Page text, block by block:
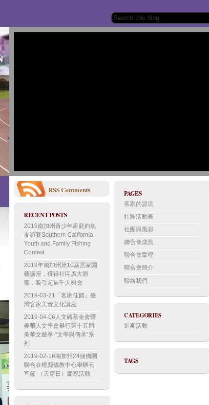
RSSComments
RECENT POSTS
2019南加州青少年家庭釣魚
友誼賽Southern California
Youth and Family Fishing
Contest
2019年南加州第10屆居家園
藝講座，獲得社區廣大迴
響，吸引超過千人與會
2019-03-21「客家佳餚」臺
灣客家美食文化講座
2019-04-06人文磚基金會暨
美華人文學會舉行第十五屆
美華文藝季-”文學與傳承”系
列
2019-02-16南加州24個僑團
聯合在橙縣僑教中心舉辦元
宵節-（天穿日）慶祝活動
PAGES
客家的源流
社團活動表
社團與風彩
聯合會成員
聯合會章程
聯合會簡介
聯絡我們
CATEGORIES
近期活動
TAGS